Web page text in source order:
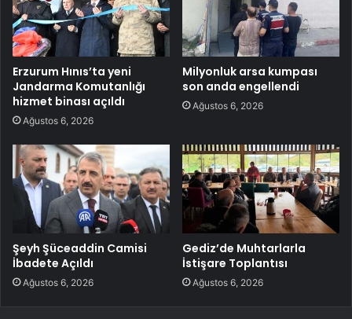
Erzurum Hınıs’ta yeni
Jandarma Komutanlığı
hizmet binası açıldı
Ağustos 6, 2026
Milyonluk arsa kumpası
son anda engellendi
Ağustos 6, 2026
Şeyh Şüceaddin Camisi
İbadete Açıldı
Ağustos 6, 2026
Gediz’de Muhtarlarla
İstişare Toplantısı
Ağustos 6, 2026